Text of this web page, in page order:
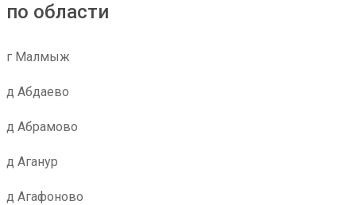
по области
г Малмыж
д Абдаево
д Абрамово
д Аганур
д Агафоново